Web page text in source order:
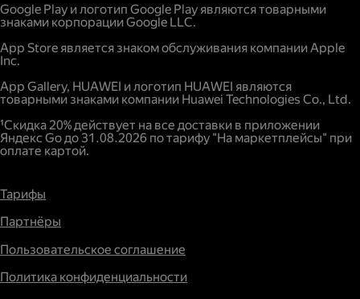
Google Play и логотип Google Play являются товарными
знаками корпорации Google LLC.
App Store является знаком обслуживания компании Apple
Inc.
App Gallery, HUAWEI и логотип HUAWEI являются
товарными знаками компании Huawei Technologies Co., Ltd.
¹Скидка 20% действует на все доставки в приложении
Яндекс Go до 31.08.2026 по тарифу "На маркетплейсы" при
оплате картой.
Тарифы
Партнёры
Пользовательское соглашение
Политика конфиденциальности